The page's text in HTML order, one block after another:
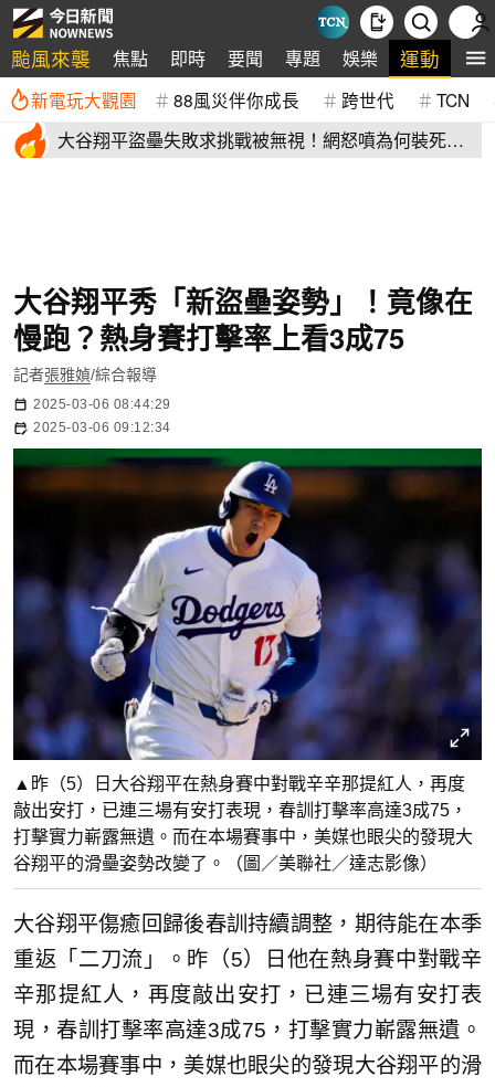
颱風來襲 焦點 即時 要聞 專題 娛樂 運動 全
新電玩大觀園 88風災伴你成長 跨世代 TCN
大谷翔平盜壘失敗求挑戰被無視！網怒噴為何裝死？
大谷翔平秀「新盜壘姿勢」！竟像在
慢跑？熱身賽打擊率上看3成75
記者張雅媜/綜合報導
2025-03-06 08:44:29
2025-03-06 09:12:34
▲昨（5）日大谷翔平在熱身賽中對戰辛辛那提紅人，再度
敲出安打，已連三場有安打表現，春訓打擊率高達3成75，
打擊實力嶄露無遺。而在本場賽事中，美媒也眼尖的發現大
谷翔平的滑壘姿勢改變了。（圖／美聯社／達志影像）
大谷翔平傷癒回歸後春訓持續調整，期待能在本季
重返「二刀流」。昨（5）日他在熱身賽中對戰辛
辛那提紅人，再度敲出安打，已連三場有安打表
現，春訓打擊率高達3成75，打擊實力嶄露無遺。
而在本場賽事中，美媒也眼尖的發現大谷翔平的滑